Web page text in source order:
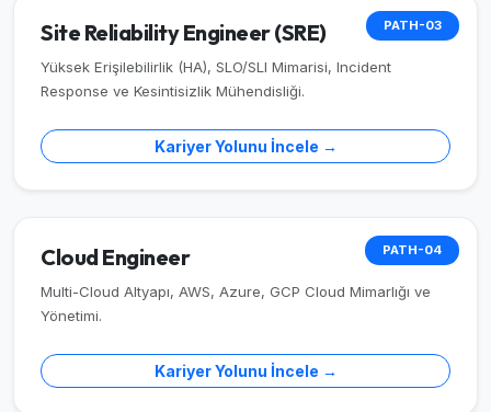
PATH-03
Site Reliability Engineer (SRE)
Yüksek Erişilebilirlik (HA), SLO/SLI Mimarisi, Incident
Response ve Kesintisizlik Mühendisliği.
Kariyer Yolunu İncele →
PATH-04
Cloud Engineer
Multi-Cloud Altyapı, AWS, Azure, GCP Cloud Mimarlığı ve
Yönetimi.
Kariyer Yolunu İncele →